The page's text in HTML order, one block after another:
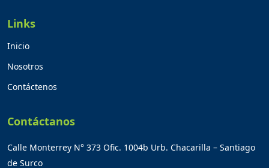
Links
Inicio
Nosotros
Contáctenos
Contáctanos
Calle Monterrey N° 373 Ofic. 1004b Urb. Chacarilla – Santiago
de Surco